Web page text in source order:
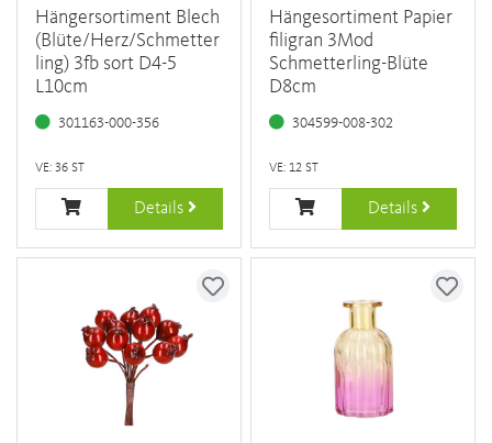
Hängersortiment Blech
(Blüte/Herz/Schmetter
ling) 3fb sort D4-5
L10cm
301163-000-356
VE: 36 ST
Details
Hängesortiment Papier
filigran 3Mod
Schmetterling-Blüte
D8cm
304599-008-302
VE: 12 ST
Details